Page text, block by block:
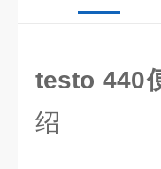
testo 440
绍